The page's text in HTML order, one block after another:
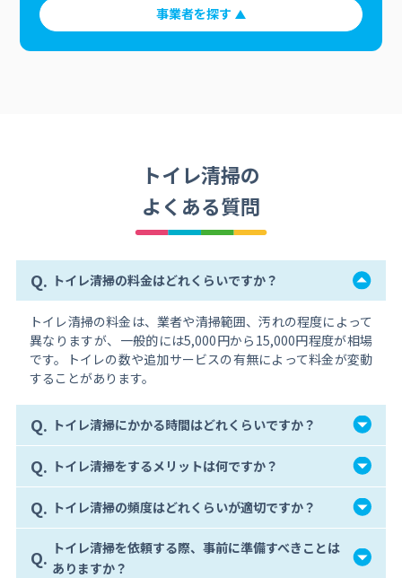
事業者を探す
トイレ清掃の
よくある質問
Q. トイレ清掃の料金はどれくらいですか？
トイレ清掃の料金は、業者や清掃範囲、汚れの程度によって
異なりますが、一般的には5,000円から15,000円程度が相場
です。トイレの数や追加サービスの有無によって料金が変動
することがあります。
Q. トイレ清掃にかかる時間はどれくらいですか？
Q. トイレ清掃をするメリットは何ですか？
Q. トイレ清掃の頻度はどれくらいが適切ですか？
Q. トイレ清掃を依頼する際、事前に準備すべきことは
ありますか？